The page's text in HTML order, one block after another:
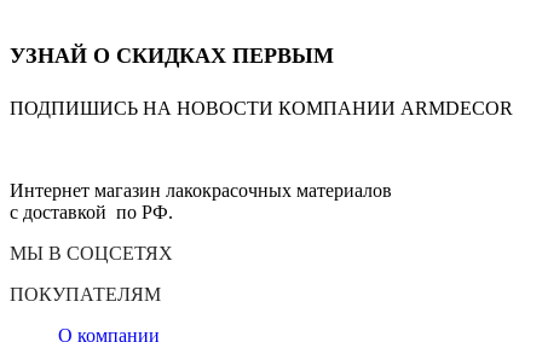
УЗНАЙ О СКИДКАХ ПЕРВЫМ
ПОДПИШИСЬ НА НОВОСТИ КОМПАНИИ ARMDECOR
Интернет магазин лакокрасочных материалов
с доставкой по РФ.
МЫ В СОЦСЕТЯХ
ПОКУПАТЕЛЯМ
О компании